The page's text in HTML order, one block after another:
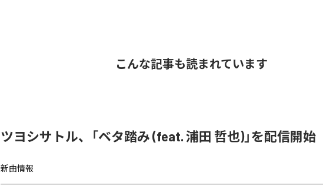
こんな記事も読まれています
ツヨシサトル、「ベタ踏み (feat. 浦田 哲也)」を配信開始
新曲情報